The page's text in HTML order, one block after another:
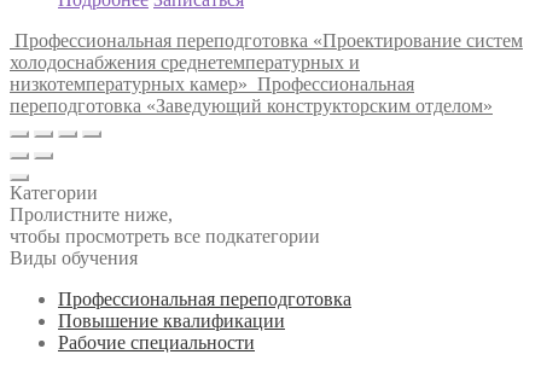
Профессиональная переподготовка «Проектирование систем
холодоснабжения среднетемпературных и
низкотемпературных камер» Профессиональная
переподготовка «Заведующий конструкторским отделом»
Категории
Пролистните ниже,
чтобы просмотреть все подкатегории
Виды обучения
Профессиональная переподготовка
Повышение квалификации
Рабочие специальности